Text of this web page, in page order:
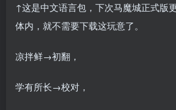
↑这是中文语言包，下次马魔城正式版
体内，就不需要下载这玩意了。
凉拌鲜→初翻，
学有所长→校对，